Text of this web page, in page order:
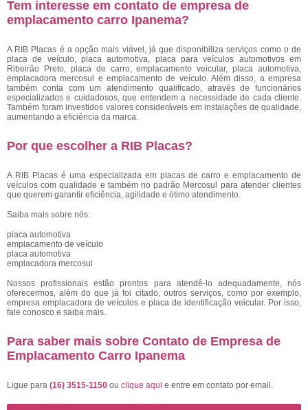
Tem interesse em contato de empresa de
emplacamento carro Ipanema?
A RIB Placas é a opção mais viável, já que disponibiliza serviços como o de
placa de veículo, placa automotiva, placa para veículos automotivos em
Ribeirão Preto, placa de carro, emplacamento veicular, placa automotiva,
emplacadora mercosul e emplacamento de veículo. Além disso, a empresa
também conta com um atendimento qualificado, através de funcionários
especializados e cuidadosos, que entendem a necessidade de cada cliente.
Também foram investidos valores consideráveis em instalações de qualidade,
aumentando a eficiência da marca.
Por que escolher a RIB Placas?
A RIB Placas é uma especializada em placas de carro e emplacamento de
veículos com qualidade e também no padrão Mercosul para atender clientes
que querem garantir eficiência, agilidade e ótimo atendimento.
Saiba mais sobre nós:
placa automotiva
emplacamento de veículo
placa automotiva
emplacadora mercosul
Nossos profissionais estão prontos para atendê-lo adequadamente, nós
oferecermos, além do que já foi citado, outros serviços, como por exemplo,
empresa emplacadora de veículos e placa de identificação veicular. Por isso,
fale conosco e saiba mais.
Para saber mais sobre Contato de Empresa de
Emplacamento Carro Ipanema
Ligue para (16) 3515-1150 ou clique aqui e entre em contato por email.